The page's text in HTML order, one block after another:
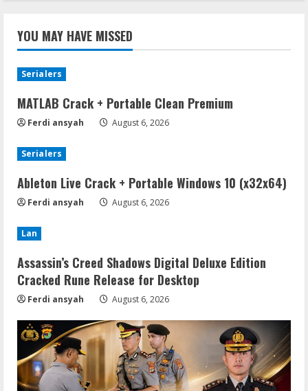
YOU MAY HAVE MISSED
Serialers
MATLAB Crack + Portable Clean Premium
Ferdi ansyah August 6, 2026
Serialers
Ableton Live Crack + Portable Windows 10 (x32x64)
Ferdi ansyah August 6, 2026
Lan
Assassin’s Creed Shadows Digital Deluxe Edition
Cracked Rune Release for Desktop
Ferdi ansyah August 6, 2026